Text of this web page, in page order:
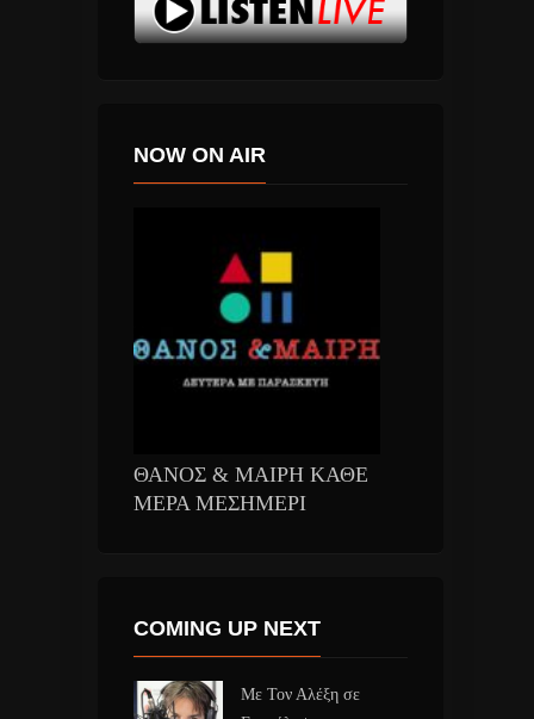
NOW ON AIR
ΘΑΝΟΣ & ΜΑΙΡΗ ΚΑΘΕ
ΜΕΡΑ ΜΕΣΗΜΕΡΙ
COMING UP NEXT
Με Τον Αλέξη σε